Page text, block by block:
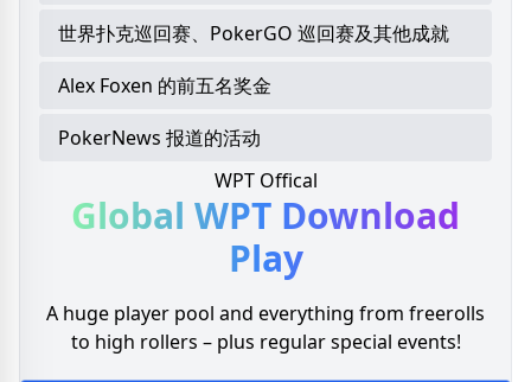
世界扑克巡回赛、PokerGO 巡回赛及其他成就
Alex Foxen 的前五名奖金
PokerNews 报道的活动
WPT Offical
Global WPT Download
Play
A huge player pool and everything from freerolls
to high rollers – plus regular special events!